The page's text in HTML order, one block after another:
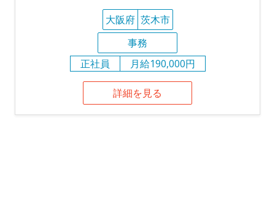
大阪府 茨木市
事務
正社員
月給190,000円
詳細を見る